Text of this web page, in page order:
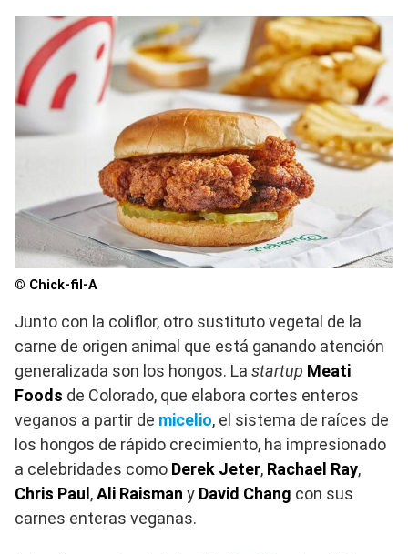
© Chick-fil-A
Junto con la coliflor, otro sustituto vegetal de la
carne de origen animal que está ganando atención
generalizada son los hongos. La startup Meati
Foods de Colorado, que elabora cortes enteros
veganos a partir de micelio, el sistema de raíces de
los hongos de rápido crecimiento, ha impresionado
a celebridades como Derek Jeter, Rachael Ray,
Chris Paul ,Ali Raisman y David Chang con sus
carnes enteras veganas.